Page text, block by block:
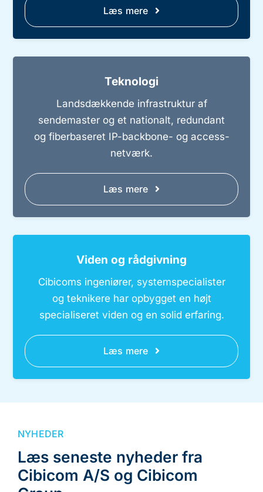
Læs mere
Teknologi
Landsdækkende infrastruktur af
sendemaster og et nationalt, redundant
og fiberbaseret IP-backbone- og access-
netværk.
Læs mere
Viden og rådgivning
Cibicoms ingeniører, systemspecialister
og teknikere har opbygget en højt
specialiseret viden og en solid erfaring.
Læs mere
NYHEDER
Læs seneste nyheder fra
Cibicom A/S og Cibicom